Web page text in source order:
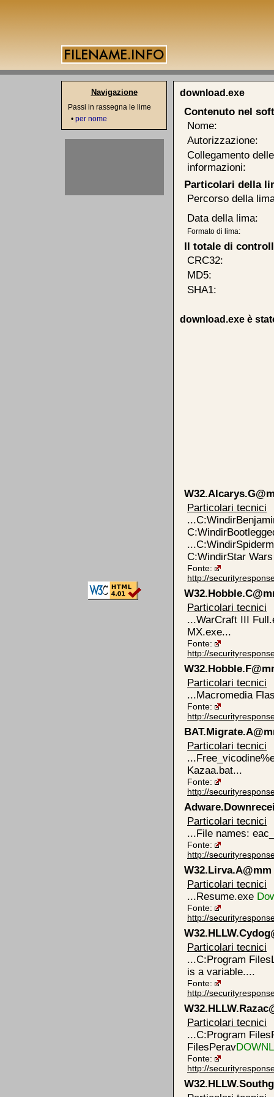
download.exe
Contenuto nel
Nome:
Autorizzazione:
Collegamento delle
informazioni:
Particolari della
Percorso della
Data della lima:
Formato di lima:
Il totale di
CRC32:
MD5:
SHA1:
download.exe è
Particolari tecnici
C:WindirStar
Fonte:
http://
Particolari tecnici
...WarCraft III
MX.exe...
Fonte:
http://
Particolari tecnici
...Macromedia
Fonte:
http://
Particolari tecnici
Kazaa.bat...
Fonte:
http://
Particolari tecnici
...File names:
Fonte:
http://
W32.Lirva.A@mm
Particolari tecnici
...Resume.exe
Fonte:
http://
Particolari tecnici
...C:Program
is a variable....
Fonte:
http://
Particolari tecnici
...C:Program
FilesPerav
Fonte:
http://
Navigazione
Passi in rassegna le lime
• per nome